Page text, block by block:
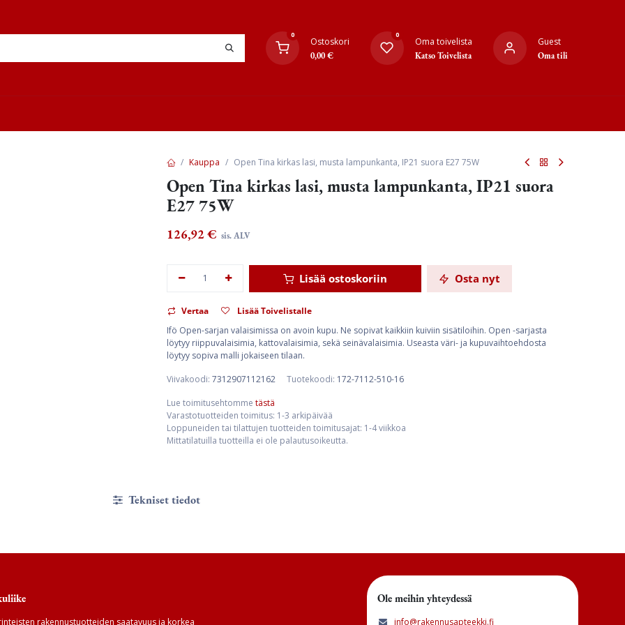
0
Ostoskori
0,00€
0
Oma toivelista
Katso Toivelista
Guest
Oma tili
Kauppa Open Tina kirkas lasi, musta lampunkanta, IP21 suora E27 75W
Open Tina kirkas lasi, musta lampunkanta, IP21 suora
E27 75W
126,92€ sis. ALV
Lisää ostoskoriin Osta nyt
Vertaa
Lisää Toivelistalle
Ifö Open-sarjan valaisimissa on avoin kupu. Ne sopivat kaikkiin kuiviin sisätiloihin. Open -sarjasta
löytyy riippuvalaisimia, kattovalaisimia, sekä seinävalaisimia. Useasta väri- ja kupuvaihtoehdosta
löytyy sopiva malli jokaiseen tilaan.
Viivakoodi: 7312907112162 Tuotekoodi: 172-7112-510-16
Lue toimitusehtomme tästä
Varastotuotteiden toimitus: 1-3 arkipäivää
Loppuneiden tai tilattujen tuotteiden toimitusajat: 1-4 viikkoa
Mittatilatuilla tuotteilla ei ole palautusoikeutta.
Tekniset tiedot
rakennustuotteiden saatavuus ja korkea
Ole meihin yhteydessä
info@rakennusapteekki.fi